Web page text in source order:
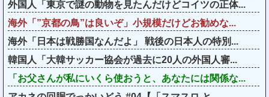
外国人「東京で謎の動物を見たんだけどコイツの正体...
海外「”京都の鳥”は良いぞ」小規模だけどお勧めな...
海外「日本は戦勝国なんだよ」 戦後の日本人の特別...
韓国人「大韓サッカー協会が過去に20人の外国人審...
「お父さんが私にいくら使おうと、あなたには関係な...